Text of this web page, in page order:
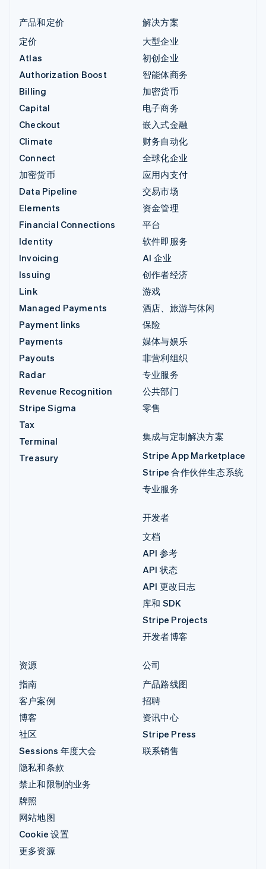
产品和定价
定价
Atlas
Authorization Boost
Billing
Capital
Checkout
Climate
Connect
加密货币
Data Pipeline
Elements
Financial Connections
Identity
Invoicing
Issuing
Link
Managed Payments
Payment links
Payments
Payouts
Radar
Revenue Recognition
Stripe Sigma
Tax
Terminal
Treasury
解决方案
大型企业
初创企业
智能体商务
加密货币
电子商务
嵌入式金融
财务自动化
全球化企业
应用内支付
交易市场
资金管理
平台
软件即服务
AI 企业
创作者经济
游戏
酒店、旅游与休闲
保险
媒体与娱乐
非营利组织
专业服务
公共部门
零售
集成与定制解决方案
Stripe App Marketplace
Stripe 合作伙伴生态系统
专业服务
开发者
文档
API 参考
API 状态
API 更改日志
库和 SDK
Stripe Projects
开发者博客
资源
指南
客户案例
博客
社区
Sessions 年度大会
隐私和条款
禁止和限制的业务
牌照
网站地图
Cookie 设置
更多资源
公司
产品路线图
招聘
资讯中心
Stripe Press
联系销售